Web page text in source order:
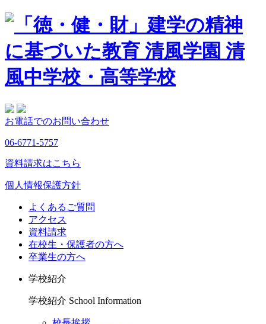
お電話でのお問い合わせ
06-6771-5757
資料請求はこちら
個人情報保護方針
よくあるご質問
アクセス
資料請求
在校生・保護者の方へ
卒業生の方へ
学校紹介
学校紹介 School Information